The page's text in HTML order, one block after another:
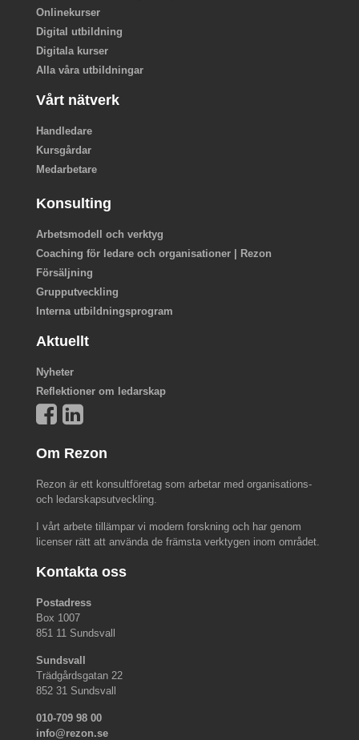
Onlinekurser
Digital utbildning
Digitala kurser
Alla våra utbildningar
Vårt nätverk
Handledare
Kursgårdar
Medarbetare
Konsulting
Arbetsmodell och verktyg
Coaching för ledare och organisationer | Rezon
Försäljning
Grupputveckling
Interna utbildningsprogram
Aktuellt
Nyheter
Reflektioner om ledarskap
Om Rezon
Rezon är ett konsultföretag som arbetar med organisations-
och ledarskapsutveckling.
I vårt arbete tillämpar vi modern forskning och har genom
licenser rätt att använda de främsta verktygen inom området.
Kontakta oss
Postadress
Box 1007
851 11 Sundsvall
Sundsvall
Trädgårdsgatan 22
852 31 Sundsvall
010-709 98 00
info@rezon.se